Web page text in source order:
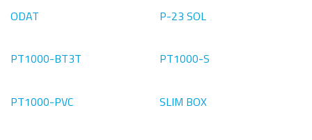
ODAT P-23 SOL
PT1000-BT3T PT1000-S
PT1000-PVC SLIM BOX